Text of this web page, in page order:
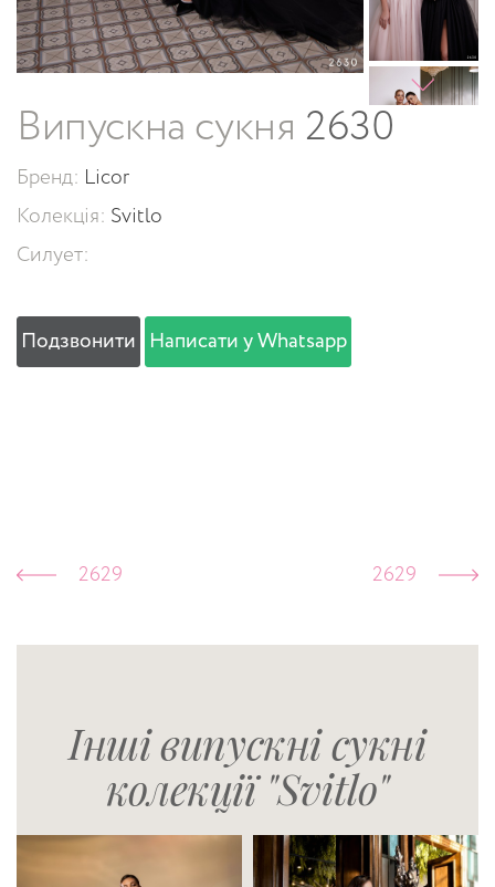
Випускна сукня 2630
Бренд: Licor
Колекція: Svitlo
Силует:
Подзвонити Написати у Whatsapp
2629 2629
Інші випускні сукні
колекції "Svitlo"